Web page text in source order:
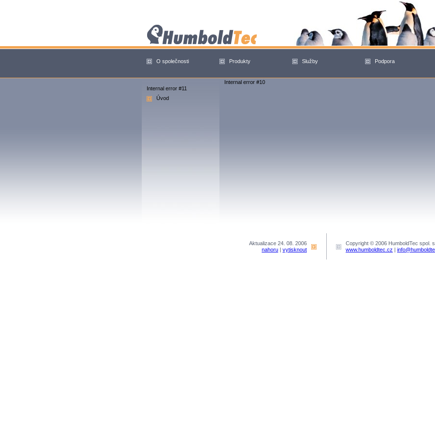
O společnosti Produkty Služby Podpora
Internal error #10
Internal error #11
Úvod
Aktualizace 24. 08. 2006
nahoru | vytisknout
Copyright © 2006 HumboldTec spol. s
www.humboldtec.cz |